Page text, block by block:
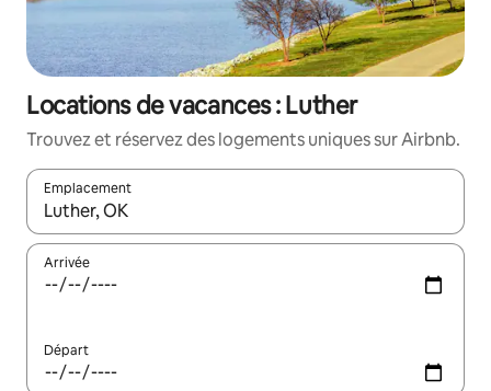
Locations de vacances : Luther
Trouvez et réservez des logements uniques sur Airbnb.
Emplacement
Quand les résultats sont affichés, parcourez-les en utilisant
Arrivée
Départ